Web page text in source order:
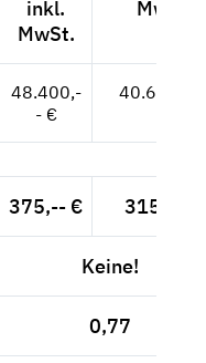
inkl.
MwSt.
MwSt.
48.400,-
- €
40.672,--
375,-- € 315,13 €
Keine!
0,77